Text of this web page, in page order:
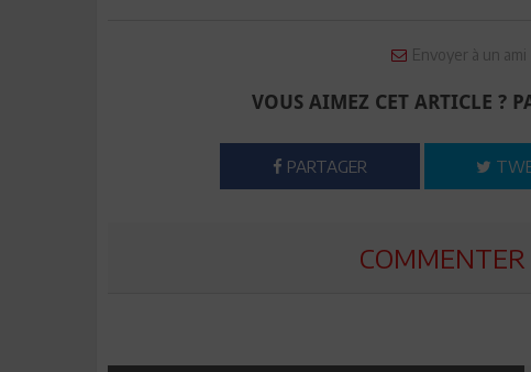
Envoyer à un ami
VOUS AIMEZ CET ARTICLE ?
PARTAGER